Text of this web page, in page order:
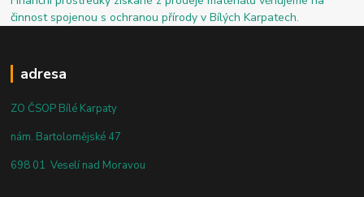
činnost spojenou s ochranou přírody v Bílých Karpatech.
adresa
ZO ČSOP Bílé Karpaty
nám. Bartolomějské 47
698 01 Veselí nad Moravou